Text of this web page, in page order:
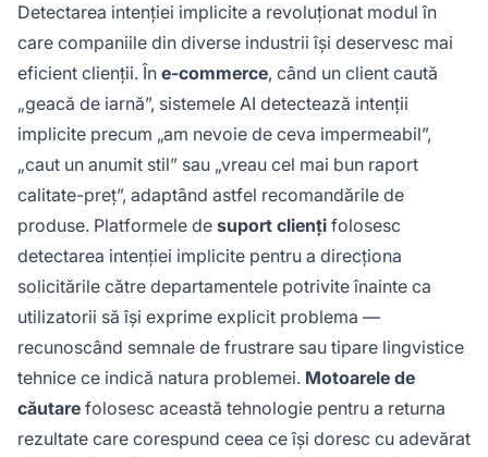
Detectarea intenției implicite a revoluționat modul în
care companiile din diverse industrii își deservesc mai
eficient clienții. În e-commerce, când un client caută
„geacă de iarnă”, sistemele AI detectează intenții
implicite precum „am nevoie de ceva impermeabil”,
„caut un anumit stil” sau „vreau cel mai bun raport
calitate-preț”, adaptând astfel recomandările de
produse. Platformele de suport clienți folosesc
detectarea intenției implicite pentru a direcționa
solicitările către departamentele potrivite înainte ca
utilizatorii să își exprime explicit problema —
recunoscând semnale de frustrare sau tipare lingvistice
tehnice ce indică natura problemei. Motoarele de
căutare folosesc această tehnologie pentru a returna
rezultate care corespund ceea ce își doresc cu adevărat